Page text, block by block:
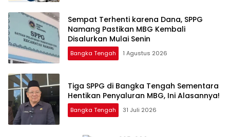
‎Sempat Terhenti karena Dana, SPPG
Namang Pastikan MBG Kembali
Disalurkan Mulai Senin
Bangka Tengah 1 Agustus 2026
‎Tiga SPPG di Bangka Tengah Sementara
Bangka Tengah 31 Juli 2026